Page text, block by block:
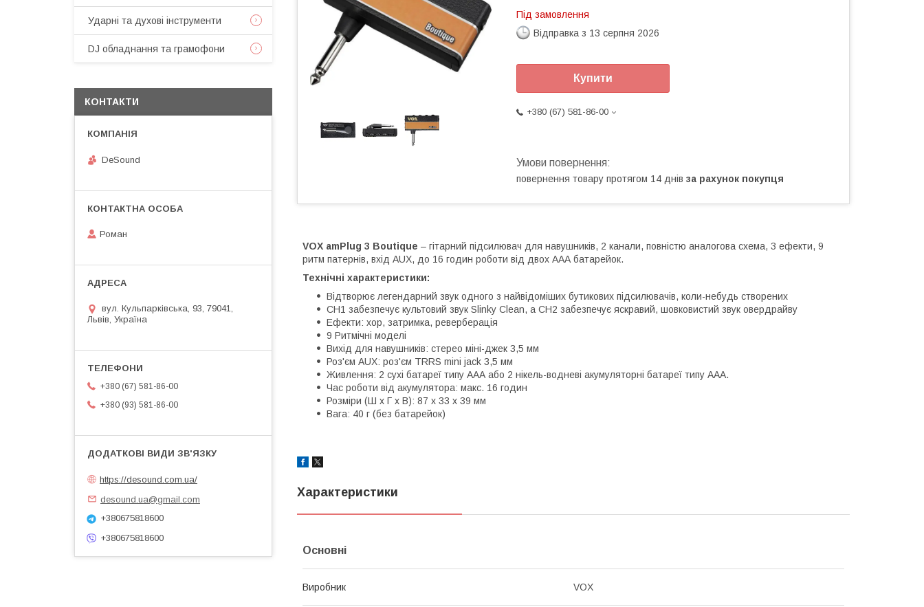
Під замовлення
Відправка з 13 серпня 2026
Купити
+380 (67) 581-86-00
повернення товару протягом 14 днів за рахунок покупця
VOX amPlug 3 Boutique – гітарний підсилювач для навушників, 2 канали, повністю аналогова схема, 3 ефекти, 9
ритм патернів, вхід AUX, до 16 годин роботи від двох ААА батарейок.
Технічні характеристики:
Відтворює легендарний звук одного з найвідоміших бутикових підсилювачів, коли-небудь створених
CH1 забезпечує культовий звук Slinky Clean, а CH2 забезпечує яскравий, шовковистий звук овердрайву
Ефекти: хор, затримка, реверберація
9 Ритмічні моделі
Вихід для навушників: стерео міні-джек 3,5 мм
Роз'єм AUX: роз'єм TRRS mini jack 3,5 мм
Живлення: 2 сухі батареї типу ААА або 2 нікель-водневі акумуляторні батареї типу ААА.
Час роботи від акумулятора: макс. 16 годин
Розміри (Ш x Г x В): 87 x 33 x 39 мм
Вага: 40 г (без батарейок)
Характеристики
Основні
Виробник VOX
Ударні та духові інструменти
DJ обладнання та грамофони
КОНТАКТИ
DeSound
Роман
вул. Кульпарківська, 93, 79041,
Львів, Україна
+380 (67) 581-86-00
+380 (93) 581-86-00
https://desound.com.ua/
desound.ua@gmail.com
+380675818600
+380675818600